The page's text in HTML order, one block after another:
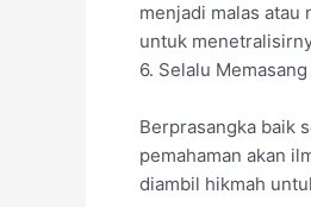
menjadi malas atau
untuk
6. Selalu
Berprasangka baik
pemahaman akan
diambil hikmah